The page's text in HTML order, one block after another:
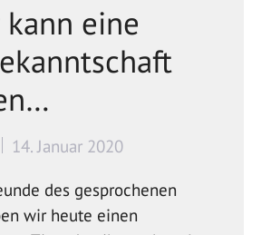
eine
14. Januar 2020
des gesprochenen
wir heute einen